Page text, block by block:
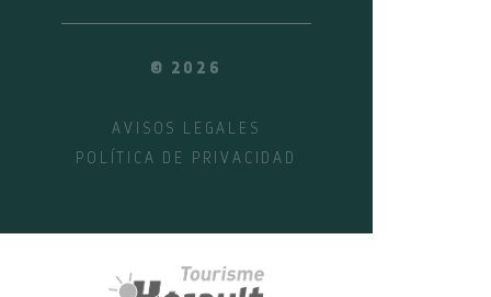
© 2026
AVISOS LEGALES
POLÍTICA DE PRIVACIDAD